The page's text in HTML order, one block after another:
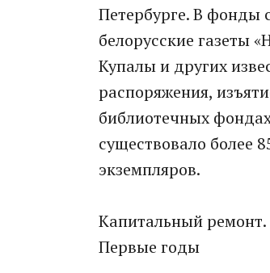
Петербурге. В фонды
белорусские газеты
Купалы и других
распоряжения,
библиотечных
существовало более
экземпляров.
Капитальный ремонт.
Первые годы